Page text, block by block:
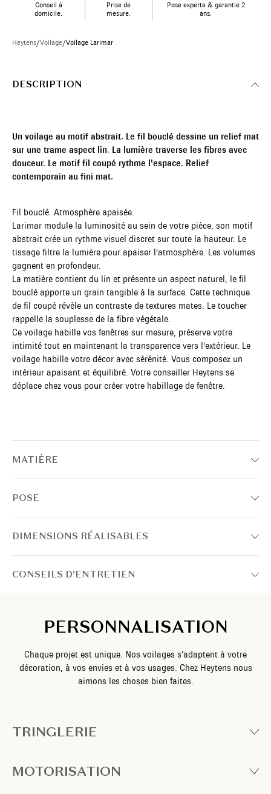
Conseil à
domicile.
Prise de
mesure.
Pose experte & garantie 2
ans.
Heytens/Voilage/Voilage Larimar
DESCRIPTION
Un voilage au motif abstrait. Le fil bouclé dessine un relief mat
sur une trame aspect lin. La lumière traverse les fibres avec
douceur. Le motif fil coupé rythme l'espace. Relief
contemporain au fini mat.
Fil bouclé. Atmosphère apaisée.
Larimar module la luminosité au sein de votre pièce, son motif
abstrait crée un rythme visuel discret sur toute la hauteur. Le
tissage filtre la lumière pour apaiser l'atmosphère. Les volumes
gagnent en profondeur.
La matière contient du lin et présente un aspect naturel, le fil
bouclé apporte un grain tangible à la surface. Cette technique
de fil coupé révèle un contraste de textures mates. Le toucher
rappelle la souplesse de la fibre végétale.
Ce voilage habille vos fenêtres sur mesure, préserve votre
intimité tout en maintenant la transparence vers l'extérieur. Le
voilage habille votre décor avec sérénité. Vous composez un
intérieur apaisant et équilibré. Votre conseiller Heytens se
déplace chez vous pour créer votre habillage de fenêtre.
MATIÈRE
POSE
DIMENSIONS RÉALISABLES
CONSEILS D'ENTRETIEN
PERSONNALISATION
Chaque projet est unique. Nos voilages s’adaptent à votre
décoration, à vos envies et à vos usages. Chez Heytens nous
aimons les choses bien faites.
TRINGLERIE
MOTORISATION